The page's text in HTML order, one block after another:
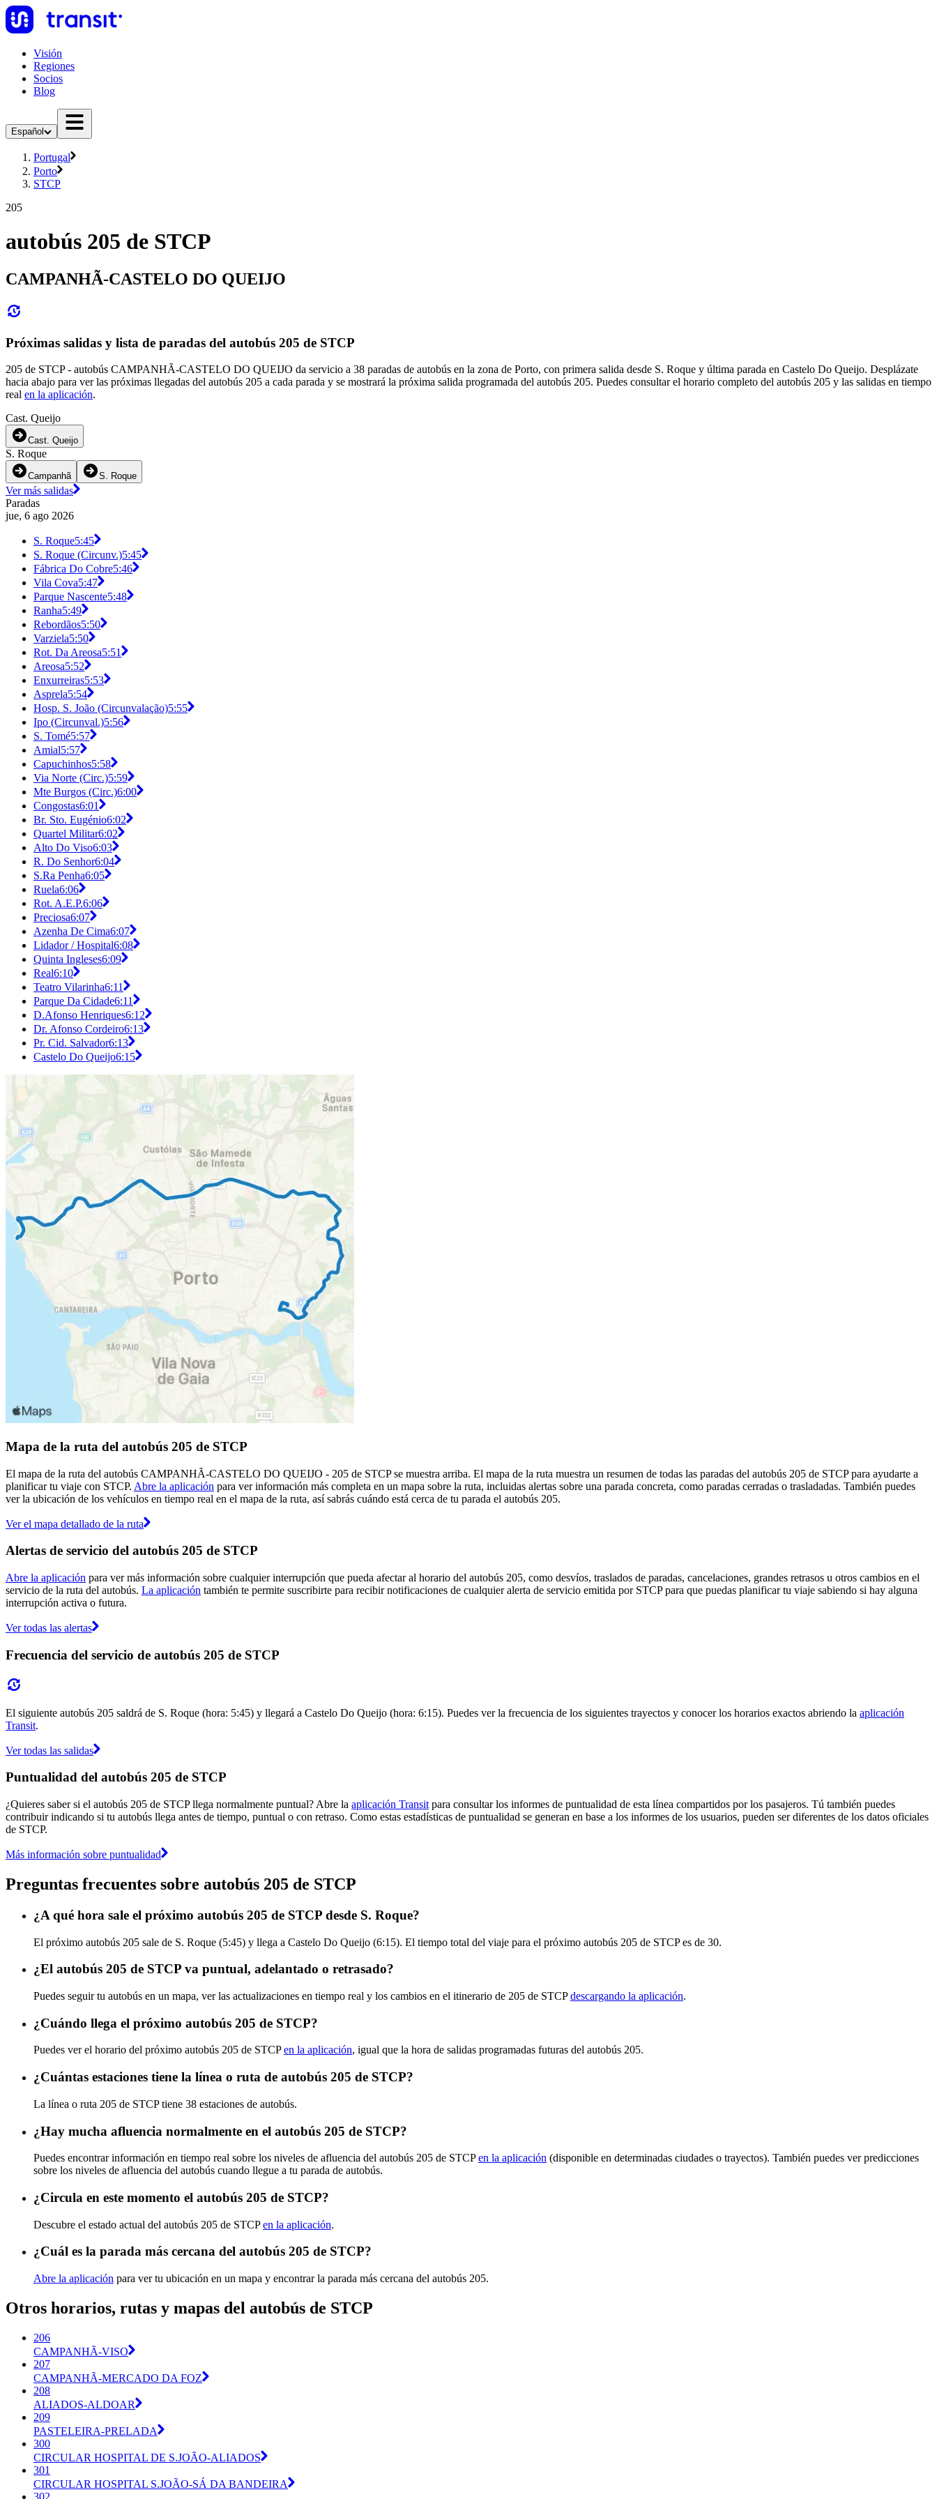
Visión
Regiones
Socios
Blog
Español
Portugal
Porto
STCP
205
autobús 205 de STCP
CAMPANHÃ-CASTELO DO QUEIJO
Próximas salidas y lista de paradas del autobús 205 de STCP
205 de STCP - autobús CAMPANHÃ-CASTELO DO QUEIJO da servicio a 38 paradas de autobús en la zona de Porto, con primera salida desde S. Roque y última parada en Castelo Do Queijo. Desplázate
hacia abajo para ver las próximas llegadas del autobús 205 a cada parada y se mostrará la próxima salida programada del autobús 205. Puedes consultar el horario completo del autobús 205 y las salidas en tiempo
real en la aplicación.
Cast. Queijo
Cast. Queijo
S. Roque
Campanhã S. Roque
Ver más salidas
Paradas
jue, 6 ago 2026
S. Roque5:45
S. Roque (Circunv.)5:45
Fábrica Do Cobre5:46
Vila Cova5:47
Parque Nascente5:48
Ranha5:49
Rebordãos5:50
Varziela5:50
Rot. Da Areosa5:51
Areosa5:52
Enxurreiras5:53
Asprela5:54
Hosp. S. João (Circunvalação)5:55
Ipo (Circunval.)5:56
S. Tomé5:57
Amial5:57
Capuchinhos5:58
Via Norte (Circ.)5:59
Mte Burgos (Circ.)6:00
Congostas6:01
Br. Sto. Eugénio6:02
Quartel Militar6:02
Alto Do Viso6:03
R. Do Senhor6:04
S.Ra Penha6:05
Ruela6:06
Rot. A.E.P.6:06
Preciosa6:07
Azenha De Cima6:07
Lidador / Hospital6:08
Quinta Ingleses6:09
Real6:10
Teatro Vilarinha6:11
Parque Da Cidade6:11
D.Afonso Henriques6:12
Dr. Afonso Cordeiro6:13
Pr. Cid. Salvador6:13
Castelo Do Queijo6:15
Mapa de la ruta del autobús 205 de STCP
El mapa de la ruta del autobús CAMPANHÃ-CASTELO DO QUEIJO - 205 de STCP se muestra arriba. El mapa de la ruta muestra un resumen de todas las paradas del autobús 205 de STCP para ayudarte a
planificar tu viaje con STCP. Abre la aplicación para ver información más completa en un mapa sobre la ruta, incluidas alertas sobre una parada concreta, como paradas cerradas o trasladadas. También puedes
ver la ubicación de los vehículos en tiempo real en el mapa de la ruta, así sabrás cuándo está cerca de tu parada el autobús 205.
Ver el mapa detallado de la ruta
Alertas de servicio del autobús 205 de STCP
Abre la aplicación para ver más información sobre cualquier interrupción que pueda afectar al horario del autobús 205, como desvíos, traslados de paradas, cancelaciones, grandes retrasos u otros cambios en el
servicio de la ruta del autobús. La aplicación también te permite suscribirte para recibir notificaciones de cualquier alerta de servicio emitida por STCP para que puedas planificar tu viaje sabiendo si hay alguna
interrupción activa o futura.
Ver todas las alertas
Frecuencia del servicio de autobús 205 de STCP
El siguiente autobús 205 saldrá de S. Roque (hora: 5:45) y llegará a Castelo Do Queijo (hora: 6:15). Puedes ver la frecuencia de los siguientes trayectos y conocer los horarios exactos abriendo la aplicación
Transit.
Ver todas las salidas
Puntualidad del autobús 205 de STCP
¿Quieres saber si el autobús 205 de STCP llega normalmente puntual? Abre la aplicación Transit para consultar los informes de puntualidad de esta línea compartidos por los pasajeros. Tú también puedes
contribuir indicando si tu autobús llega antes de tiempo, puntual o con retraso. Como estas estadísticas de puntualidad se generan en base a los informes de los usuarios, pueden ser diferentes de los datos oficiales
de STCP.
Más información sobre puntualidad
Preguntas frecuentes sobre autobús 205 de STCP
¿A qué hora sale el próximo autobús 205 de STCP desde S. Roque?
El próximo autobús 205 sale de S. Roque (5:45) y llega a Castelo Do Queijo (6:15). El tiempo total del viaje para el próximo autobús 205 de STCP es de 30.
¿El autobús 205 de STCP va puntual, adelantado o retrasado?
Puedes seguir tu autobús en un mapa, ver las actualizaciones en tiempo real y los cambios en el itinerario de 205 de STCPdescargando la aplicación.
¿Cuándo llega el próximo autobús 205 de STCP?
Puedes ver el horario del próximo autobús 205 de STCPen la aplicación, igual que la hora de salidas programadas futuras del autobús 205.
¿Cuántas estaciones tiene la línea o ruta de autobús 205 de STCP?
La línea o ruta 205 de STCP tiene 38 estaciones de autobús.
¿Hay mucha afluencia normalmente en el autobús 205 de STCP?
Puedes encontrar información en tiempo real sobre los niveles de afluencia del autobús 205 de STCPen la aplicación (disponible en determinadas ciudades o trayectos). También puedes ver predicciones
sobre los niveles de afluencia del autobús cuando llegue a tu parada de autobús.
¿Circula en este momento el autobús 205 de STCP?
Descubre el estado actual del autobús 205 de STCPen la aplicación.
¿Cuál es la parada más cercana del autobús 205 de STCP?
Abre la aplicación para ver tu ubicación en un mapa y encontrar la parada más cercana del autobús 205.
Otros horarios, rutas y mapas del autobús de STCP
206
CAMPANHÃ-VISO
207
CAMPANHÃ-MERCADO DA FOZ
208
ALIADOS-ALDOAR
209
PASTELEIRA-PRELADA
300
CIRCULAR HOSPITAL DE S.JOÃO-ALIADOS
301
CIRCULAR HOSPITAL S.JOÃO-SÁ DA BANDEIRA
302